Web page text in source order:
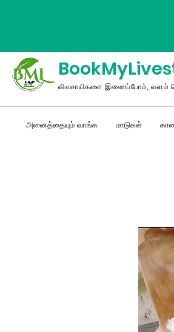
விவசாயிகளை இணைப்போம், வளம்
அனைத்தையும் வாங்க மாடுகள்